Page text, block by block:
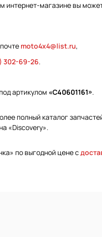
интернет-магазине вы
moto4x4@list.ru,
302-69-26.
артикулом «С40601161».
полный каталог
«Discovery».
по выгодной цене с